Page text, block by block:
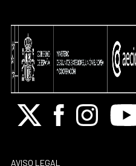
X FacebookInstagram
AVISO LEGAL